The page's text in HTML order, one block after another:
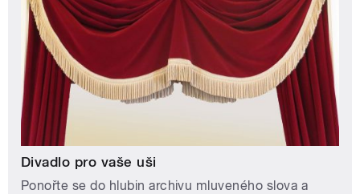
Divadlo pro vaše uši
Ponořte se do hlubin archivu mluveného slova a